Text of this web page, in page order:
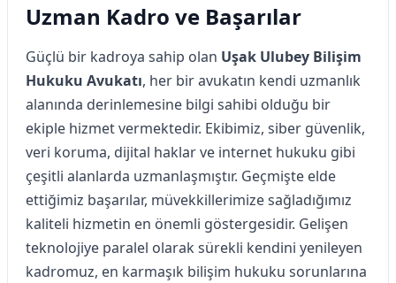
Uzman Kadro ve Başarılar
Güçlü bir kadroya sahip olan Uşak Ulubey Bilişim
Hukuku Avukatı, her bir avukatın kendi uzmanlık
alanında derinlemesine bilgi sahibi olduğu bir
ekiple hizmet vermektedir. Ekibimiz, siber güvenlik,
veri koruma, dijital haklar ve internet hukuku gibi
çeşitli alanlarda uzmanlaşmıştır. Geçmişte elde
ettiğimiz başarılar, müvekkillerimize sağladığımız
kaliteli hizmetin en önemli göstergesidir. Gelişen
teknolojiye paralel olarak sürekli kendini yenileyen
kadromuz, en karmaşık bilişim hukuku sorunlarına